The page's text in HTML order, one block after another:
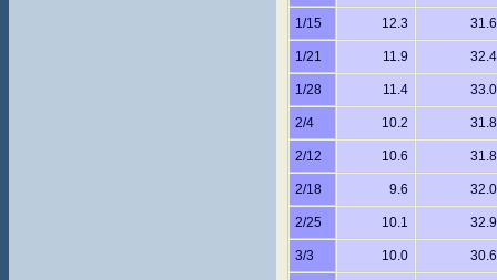
1/15 12.3 31.6
1/21 11.9 32.4
1/28 11.4 33.0
2/4 10.2 31.8
2/12 10.6 31.8
2/18 9.6 32.0
2/25 10.1 32.9
3/3 10.0 30.6